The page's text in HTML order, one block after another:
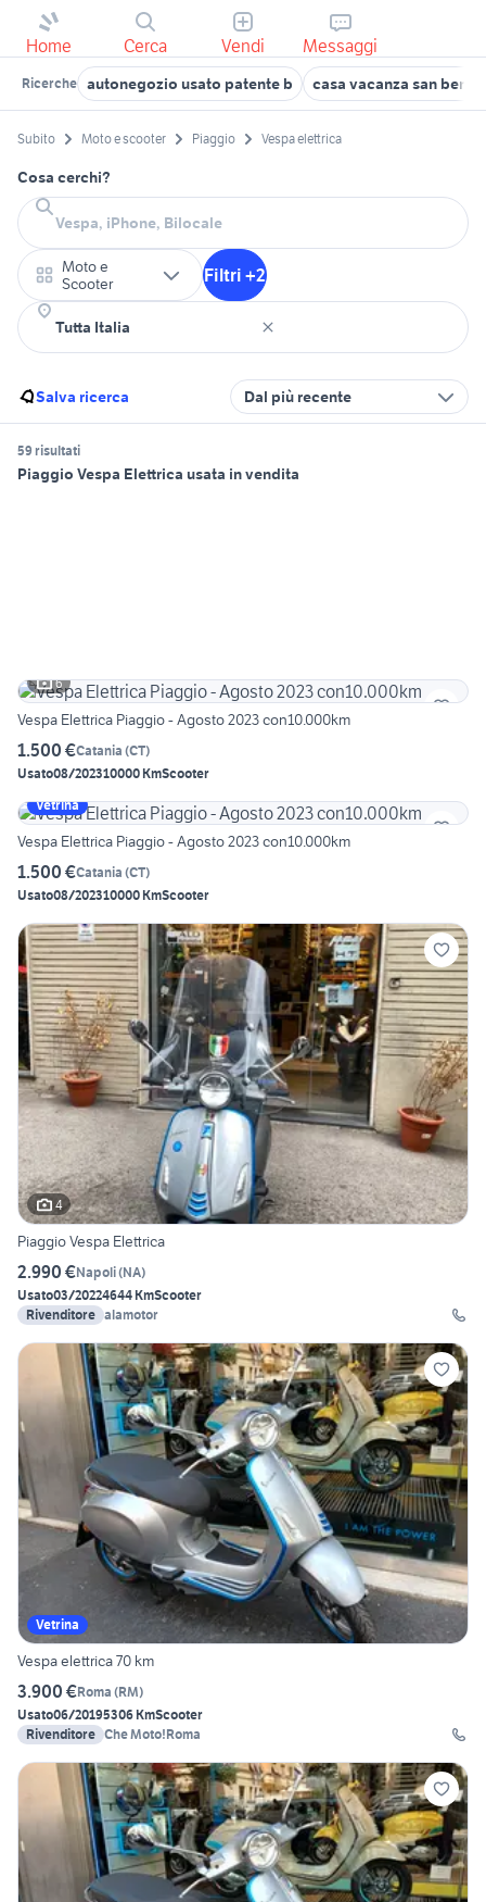
Home Cerca Vendi Messaggi
Ricerche autonegozio usato patente b casa vacanza san
Subito Moto e scooter Piaggio Vespa elettrica
Cosa cerchi?
Moto e
Scooter
Filtri +2
Salva ricerca Dal più recente
59 risultati
Piaggio Vespa Elettrica usata in vendita
6
Vespa Elettrica Piaggio - Agosto 2023 con10.000km
1.500 €Catania (CT)
Usato08/202310000 KmScooter
Vetrina
Vespa Elettrica Piaggio - Agosto 2023 con10.000km
1.500 €Catania (CT)
Usato08/202310000 KmScooter
4
Piaggio Vespa Elettrica
2.990 €Napoli(NA)
Usato03/20224644 KmScooter
Rivenditore alamotor
Vetrina
Vespa elettrica 70 km
3.900 €Roma (RM)
Usato06/20195306 KmScooter
Rivenditore Che Moto!Roma